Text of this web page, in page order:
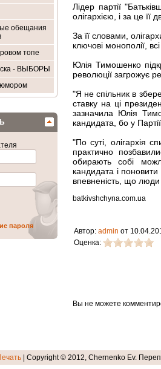
обещания
топе
- ВЫБОРЫ
пароля
Лідер партії
олігархією, і за це її
За її словами,
ключові монополії,
Юлія Тимошенко
революції загрожує
"Я не спільник в
ставку на ці
зазначила Юлія
кандидата, бо у
"По суті, олігархія
практично
обирають собі
кандидата і
впевненість, що люди
batkivshchyna.com.ua
Автор: admin от
Оценка:
Вы не можете
| Copyright © 2012, Chernenko Ev.